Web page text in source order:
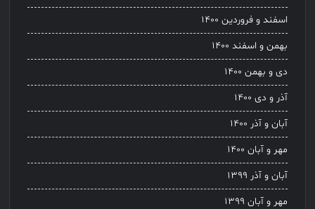
اسفند و فروردین ۱۴۰۰
بهمن و اسفند ۱۴۰۰
دی و بهمن ۱۴۰۰
آذر و دی ۱۴۰۰
آبان و آذر ۱۴۰۰
مهر و آبان ۱۴۰۰
آبان و آذر ۱۳۹۹
مهر و آبان ۱۳۹۹